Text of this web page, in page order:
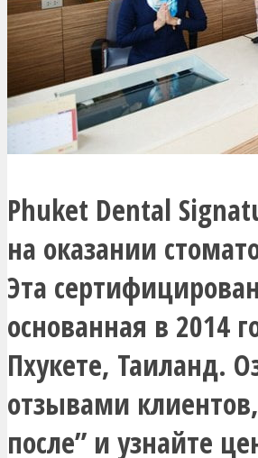
Phuket Dental
на оказании
Эта
основанная в 2014
Пхукете, Таиланд.
отзывами
после” и узнайте